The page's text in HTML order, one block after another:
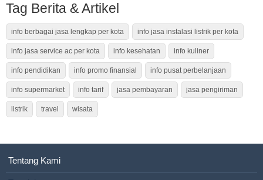
Tag Berita & Artikel
info berbagai jasa lengkap per kota info jasa instalasi listrik per kota
info jasa service ac per kota info kesehatan info kuliner
info pendidikan info promo finansial info pusat perbelanjaan
info supermarket info tarif jasa pembayaran jasa pengiriman
listrik travel wisata
Tentang Kami